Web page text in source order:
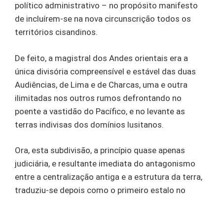
político administrativo – no propósito manifesto
de incluírem-se na nova circunscrição todos os
territórios cisandinos.
De feito, a magistral dos Andes orientais era a
única divisória compreensível e estável das duas
Audiências, de Lima e de Charcas, uma e outra
ilimitadas nos outros rumos defrontando no
poente a vastidão do Pacífico, e no levante as
terras indivisas dos domínios lusitanos.
Ora, esta subdivisão, a princípio quase apenas
judiciária, e resultante imediata do antagonismo
entre a centralização antiga e a estrutura da terra,
traduziu-se depois como o primeiro estalo no